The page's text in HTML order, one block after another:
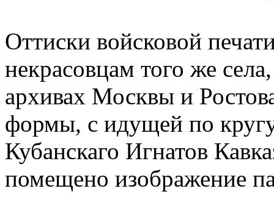
Оттиски войсковой
некрасовцам того же
архивах Москвы и
формы, с идущей по
Кубанскаго Игнатов
помещено изображение